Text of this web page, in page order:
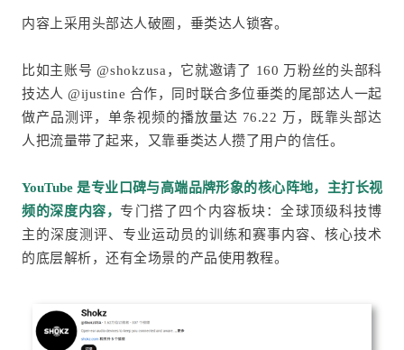
内容上采用头部达人破圈，垂类达人锁客。
比如主账号 @shokzusa，它就邀请了 160 万粉丝的头部科
技达人 @ijustine 合作，同时联合多位垂类的尾部达人一起
做产品测评，单条视频的播放量达 76.22 万，既靠头部达
人把流量带了起来，又靠垂类达人攒了用户的信任。
YouTube 是专业口碑与高端品牌形象的核心阵地，主打长视
频的深度内容，专门搭了四个内容板块：全球顶级科技博
主的深度测评、专业运动员的训练和赛事内容、核心技术
的底层解析，还有全场景的产品使用教程。